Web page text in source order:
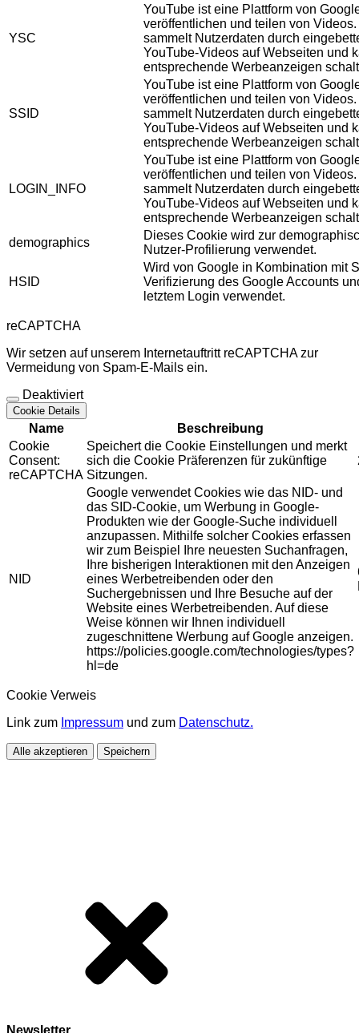
YSC
YouTube ist eine Plattform von
veröffentlichen und teilen von
sammelt Nutzerdaten durch
YouTube-Videos auf Webseiten und
entsprechende Werbeanzeigen
SSID
YouTube ist eine Plattform von
veröffentlichen und teilen von
sammelt Nutzerdaten durch
YouTube-Videos auf Webseiten und
entsprechende Werbeanzeigen
LOGIN_INFO
YouTube ist eine Plattform von
veröffentlichen und teilen von
sammelt Nutzerdaten durch
YouTube-Videos auf Webseiten und
entsprechende Werbeanzeigen
demographics
Dieses Cookie wird zur
Nutzer-Profilierung verwendet.
HSID
Wird von Google in Kombination mit
Verifizierung des Google Accounts
letztem Login verwendet.
reCAPTCHA
Wir setzen auf unserem Internetauftritt reCAPTCHA zur
Vermeidung von Spam-E-Mails ein.
Deaktiviert
Cookie Details
Name
Beschreibung
Cookie
Consent:
reCAPTCHA
Speichert die Cookie Einstellungen und merkt
sich die Cookie Präferenzen für zukünftige
Sitzungen.
NID
Google verwendet Cookies wie das NID- und
das SID-Cookie, um Werbung in Google-
Produkten wie der Google-Suche individuell
anzupassen. Mithilfe solcher Cookies erfassen
wir zum Beispiel Ihre neuesten Suchanfragen,
Ihre bisherigen Interaktionen mit den Anzeigen
eines Werbetreibenden oder den
Suchergebnissen und Ihre Besuche auf der
Website eines Werbetreibenden. Auf diese
Weise können wir Ihnen individuell
zugeschnittene Werbung auf Google anzeigen.
https://policies.google.com/technologies/types?
hl=de
Cookie Verweis
Link zum Impressum und zum Datenschutz.
Alle akzeptieren Speichern